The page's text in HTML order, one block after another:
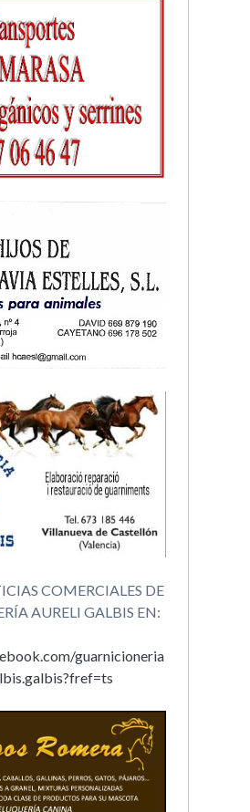
COMERCIALES DE
AURELI GALBIS EN:
guarnicioneria